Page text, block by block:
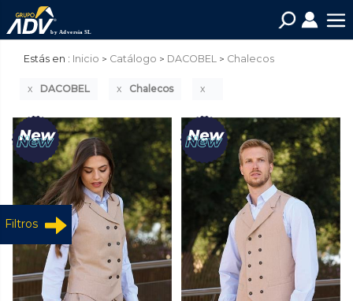
Estás en : Inicio Catálogo DACOBEL Chalecos
Filtros
DACOBEL Chalecos